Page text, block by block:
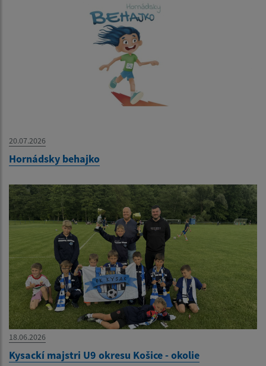
20.07.2026
Hornádsky behajko
18.06.2026
Kysackí majstri U9 okresu Košice - okolie